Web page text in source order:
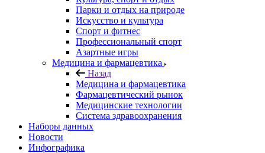
Парки и отдых на природе
Искусство и культура
Спорт и фитнес
Профессиональный спорт
Азартные игры
Медицина и фармацевтика
Назад
Медицина и фармацевтика
Фармацевтический рынок
Медицинские технологии
Система здравоохранения
Наборы данных
Новости
Инфографика